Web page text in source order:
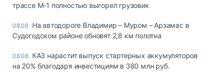
трассе М-1 полностью выгорел грузовик
08.08 На автодороге Владимир – Муром – Арзамас в
Судогодском районе обновят 2,8 км полотна
08.08 КАЗ нарастит выпуск стартерных аккумуляторов
на 20% благодаря инвестициям в 380 млн руб.